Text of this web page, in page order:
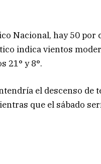
Nacional, hay 50
indica vientos
21° y 8°.
el descenso de
que el sábado